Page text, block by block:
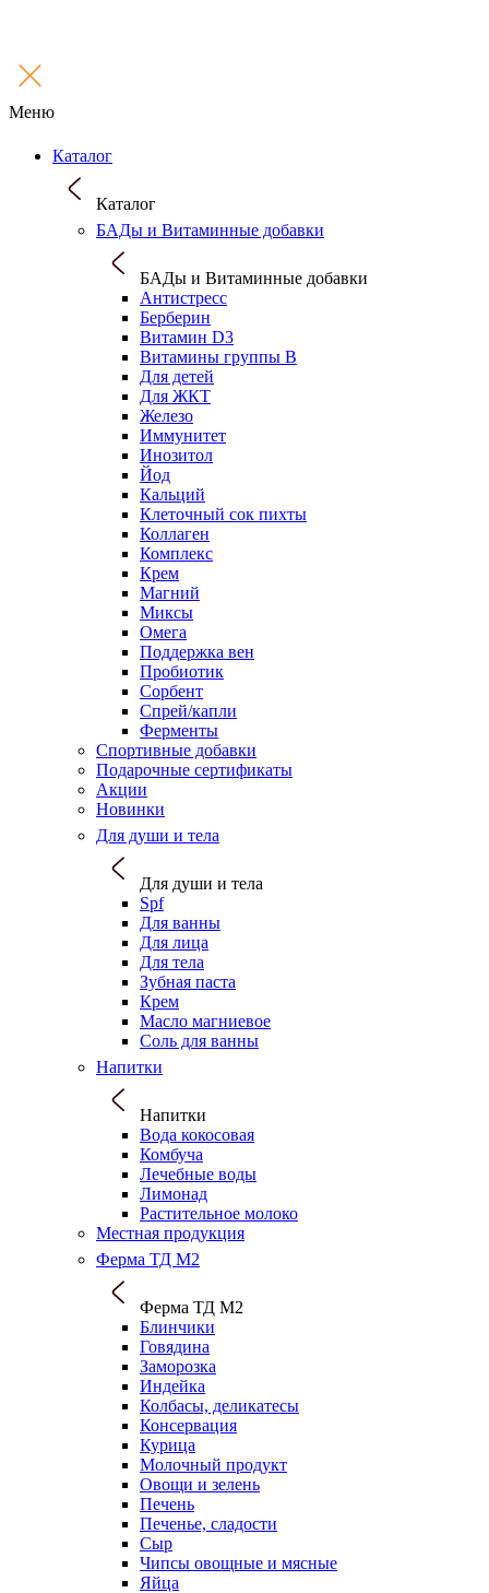
Меню
Каталог
Каталог
БАДы и Витаминные добавки
БАДы и Витаминные добавки
Антистресс
Берберин
Витамин D3
Витамины группы B
Для детей
Для ЖКТ
Железо
Иммунитет
Инозитол
Йод
Кальций
Клеточный сок пихты
Коллаген
Комплекс
Крем
Магний
Миксы
Омега
Поддержка вен
Пробиотик
Сорбент
Спрей/капли
Ферменты
Спортивные добавки
Подарочные сертификаты
Акции
Новинки
Для души и тела
Для души и тела
Spf
Для ванны
Для лица
Для тела
Зубная паста
Крем
Масло магниевое
Соль для ванны
Напитки
Напитки
Вода кокосовая
Комбуча
Лечебные воды
Лимонад
Растительное молоко
Местная продукция
Ферма ТД М2
Ферма ТД М2
Блинчики
Говядина
Заморозка
Индейка
Колбасы, деликатесы
Консервация
Курица
Молочный продукт
Овощи и зелень
Печень
Печенье, сладости
Сыр
Чипсы овощные и мясные
Яйца